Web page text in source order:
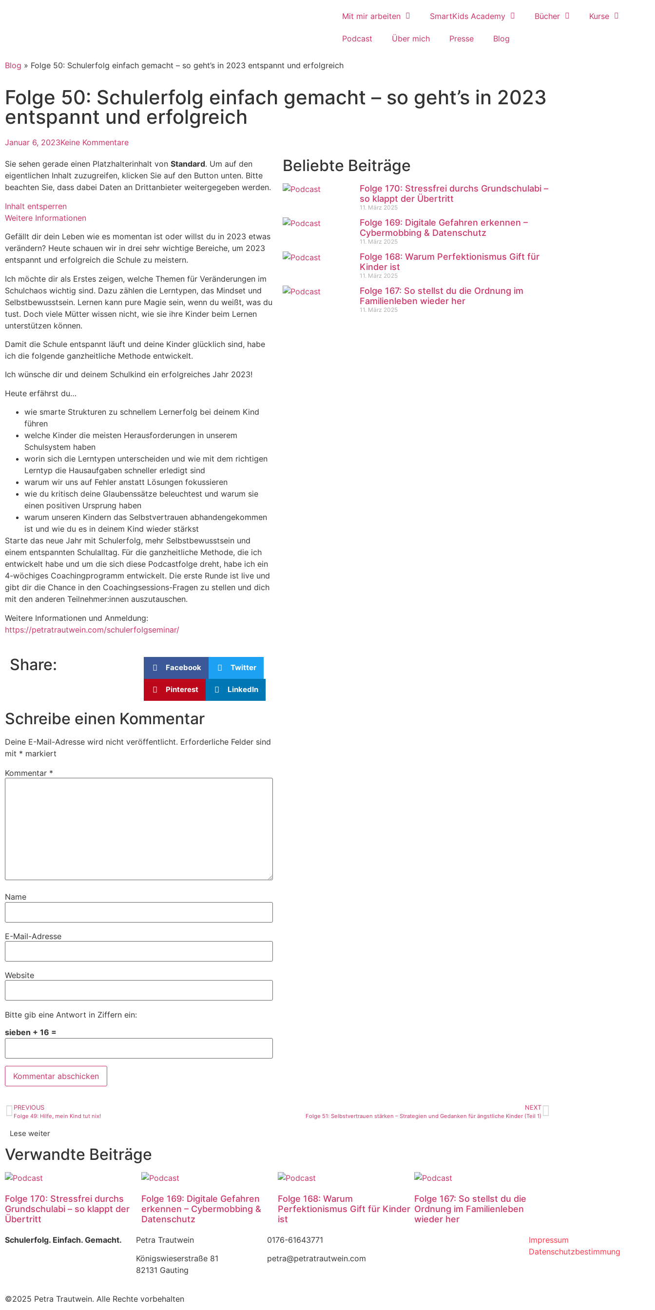
Mit mir arbeiten SmartKids Academy Bücher Kurse
Podcast Über mich Presse Blog
Blog » Folge 50: Schulerfolg einfach gemacht – so geht’s in 2023 entspannt und erfolgreich
Folge 50: Schulerfolg einfach gemacht – so geht’s in 2023
entspannt und erfolgreich
Januar 6, 2023Keine Kommentare
Sie sehen gerade einen Platzhalterinhalt von Standard. Um auf den
eigentlichen Inhalt zuzugreifen, klicken Sie auf den Button unten. Bitte
beachten Sie, dass dabei Daten an Drittanbieter weitergegeben werden.
Inhalt entsperren
Weitere Informationen
Gefällt dir dein Leben wie es momentan ist oder willst du in 2023 etwas
verändern? Heute schauen wir in drei sehr wichtige Bereiche, um 2023
entspannt und erfolgreich die Schule zu meistern.
Ich möchte dir als Erstes zeigen, welche Themen für Veränderungen im
Schulchaos wichtig sind. Dazu zählen die Lerntypen, das Mindset und
Selbstbewusstsein. Lernen kann pure Magie sein, wenn du weißt, was du
tust. Doch viele Mütter wissen nicht, wie sie ihre Kinder beim Lernen
unterstützen können.
Damit die Schule entspannt läuft und deine Kinder glücklich sind, habe
ich die folgende ganzheitliche Methode entwickelt.
Ich wünsche dir und deinem Schulkind ein erfolgreiches Jahr 2023!
Heute erfährst du…
wie smarte Strukturen zu schnellem Lernerfolg bei deinem Kind
führen
welche Kinder die meisten Herausforderungen in unserem
Schulsystem haben
worin sich die Lerntypen unterscheiden und wie mit dem richtigen
Lerntyp die Hausaufgaben schneller erledigt sind
warum wir uns auf Fehler anstatt Lösungen fokussieren
wie du kritisch deine Glaubenssätze beleuchtest und warum sie
einen positiven Ursprung haben
warum unseren Kindern das Selbstvertrauen abhandengekommen
ist und wie du es in deinem Kind wieder stärkst
Starte das neue Jahr mit Schulerfolg, mehr Selbstbewusstsein und
einem entspannten Schulalltag. Für die ganzheitliche Methode, die ich
entwickelt habe und um die sich diese Podcastfolge dreht, habe ich ein
4-wöchiges Coachingprogramm entwickelt. Die erste Runde ist live und
gibt dir die Chance in den Coachingsessions-Fragen zu stellen und dich
mit den anderen Teilnehmer:innen auszutauschen.
Weitere Informationen und Anmeldung:
https://petratrautwein.com/schulerfolgseminar/
Share: Facebook Twitter
Pinterest LinkedIn
Schreibe einen Kommentar
Deine E-Mail-Adresse wird nicht veröffentlicht. Erforderliche Felder sind
mit * markiert
Kommentar *
Name
E-Mail-Adresse
Website
Bitte gib eine Antwort in Ziffern ein:
sieben + 16 =
Beliebte Beiträge
Folge 170: Stressfrei durchs Grundschulabi –
so klappt der Übertritt
11. März 2025
Folge 169: Digitale Gefahren erkennen –
Cybermobbing & Datenschutz
11. März 2025
Folge 168: Warum Perfektionismus Gift für
Kinder ist
11. März 2025
Folge 167: So stellst du die Ordnung im
Familienleben wieder her
11. März 2025
PREVIOUS
Folge 49: Hilfe, mein Kind tut nix!
NEXT
Folge 51: Selbstvertrauen stärken – Strategien und Gedanken für ängstliche Kinder (Teil 1)
Lese weiter
Verwandte Beiträge
Folge 170: Stressfrei durchs
Grundschulabi – so klappt der
Übertritt
Folge 169: Digitale Gefahren
erkennen – Cybermobbing &
Datenschutz
Folge 168: Warum
Perfektionismus Gift für Kinder
ist
Folge 167: So stellst du die
Ordnung im Familienleben
wieder her
Schulerfolg. Einfach. Gemacht.
Petra Trautwein
Königswieserstraße 81
82131 Gauting
0176-61643771
petra@petratrautwein.com
Impressum
Datenschutzbestimmung
©2025 Petra Trautwein. Alle Rechte vorbehalten